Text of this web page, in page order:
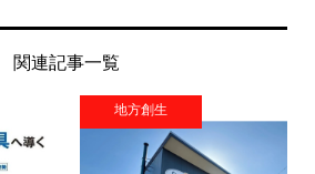
関連記事一覧
地方創生